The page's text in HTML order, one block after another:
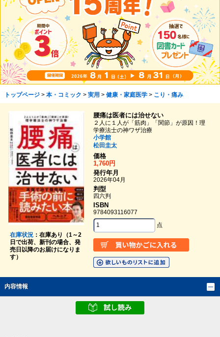
トップページ> 本・コミック > 実用 > 健康・家庭医学> こり・痛み
在庫状況：在庫あり（1～2
日で出荷、新刊の場合、発
売日以降のお届けになりま
す）
腰痛は医者には治せない
２人に１人が「筋肉」「関節」が原因！理
学療法士の神ワザ治療
小学館
松田圭太
価格
1,760円
発行年月
2026年04月
判型
四六判
ISBN
9784093116077
点
内容情報